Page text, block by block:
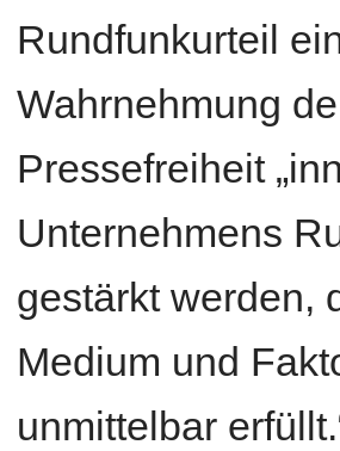
Rundfunkurteil
Wahrnehmung
Pressefreiheit
Unternehmens
gestärkt werden,
Medium und
unmittelbar